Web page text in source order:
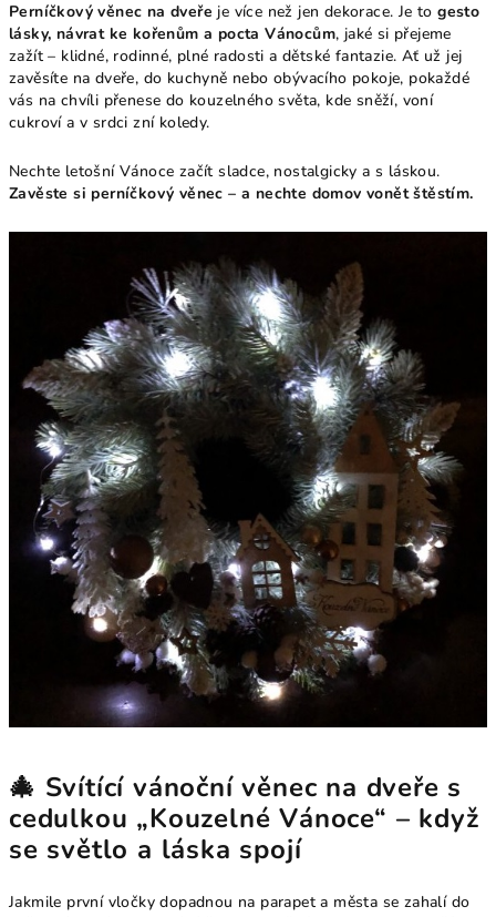
Perníčkový věnec na dveře je více než jen dekorace. Je togesto
lásky, návrat ke kořenům a pocta Vánocům, jaké si přejeme
zažít – klidné, rodinné, plné radosti a dětské fantazie. Ať už jej
zavěsíte na dveře, do kuchyně nebo obývacího pokoje, pokaždé
vás na chvíli přenese do kouzelného světa, kde sněží, voní
cukroví a v srdci zní koledy.
Nechte letošní Vánoce začít sladce, nostalgicky a s láskou.
Zavěste si perníčkový věnec – a nechte domov vonět štěstím.
🎄 Svítící vánoční věnec na dveře s
cedulkou „Kouzelné Vánoce“ – když
se světlo a láska spojí
Jakmile první vločky dopadnou na parapet a města se zahalí do